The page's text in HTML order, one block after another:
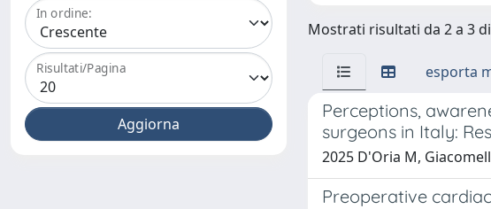
In ordine:
Risultati/Pagina
Mostrati risultati da 2 a 3
esporta
Perceptions,
surgeons in Italy:
2025 D'Oria M,
Preoperative